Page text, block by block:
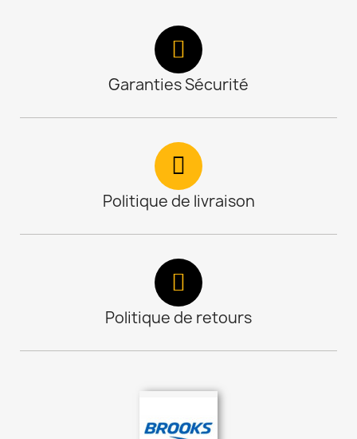
Garanties Sécurité
Politique de livraison
Politique de retours